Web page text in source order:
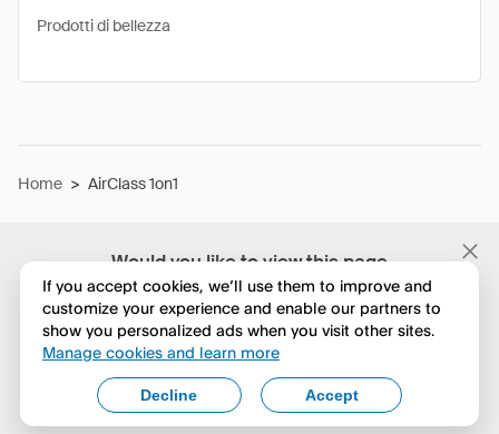
Would you like to view this page
in English?
No, continua a esplorare
Yes, change to English
Prodotti di bellezza
Home > AirClass 1on1
If you accept cookies, we’ll use them to improve and
customize your experience and enable our partners to
show you personalized ads when you visit other sites.
Manage cookies and learn more
Accept
Decline